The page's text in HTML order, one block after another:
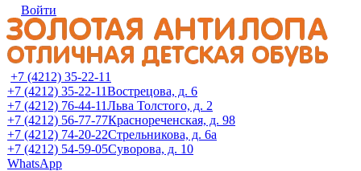
Войти
+7 (4212) 35-22-11
+7 (4212) 35-22-11Вострецова, д. 6
+7 (4212) 76-44-11Льва Толстого, д. 2
+7 (4212) 56-77-77Краснореченская, д. 98
+7 (4212) 74-20-22Стрельникова, д. 6а
+7 (4212) 54-59-05Суворова, д. 10
WhatsApp